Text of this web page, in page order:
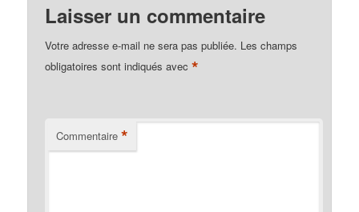
Laisser un commentaire
Votre adresse e-mail ne sera pas publiée. Les champs
obligatoires sont indiqués avec*
Commentaire *